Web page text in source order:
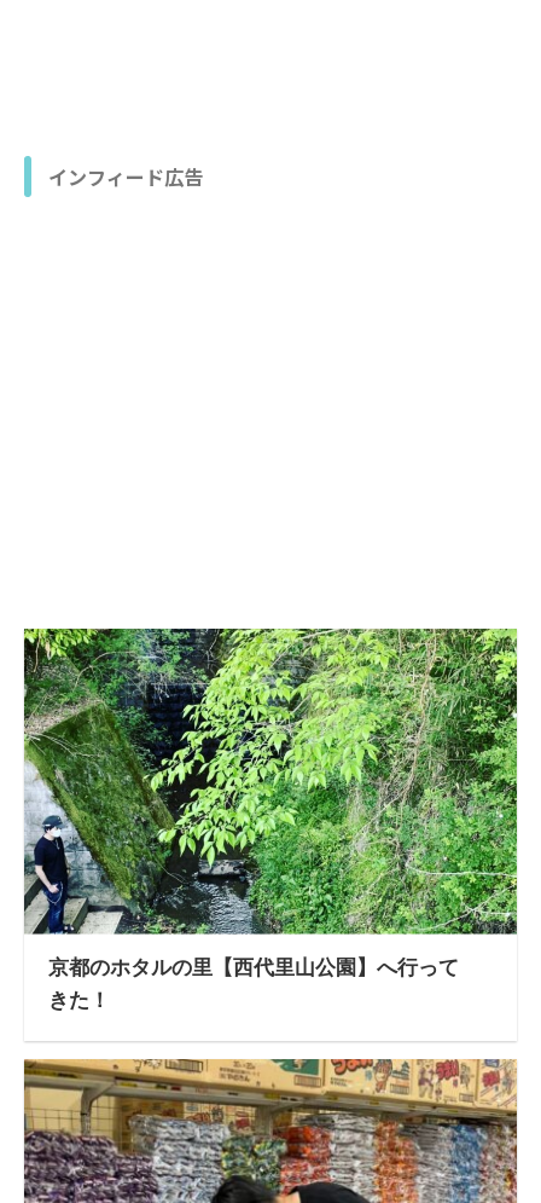
インフィード広告
京都のホタルの里【西代里山公園】へ行って
きた！